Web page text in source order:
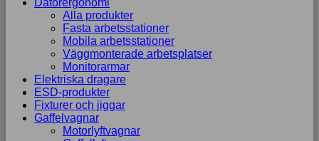
Datorergonomi
Alla produkter
Fasta arbetsstationer
Mobila arbetsstationer
Väggmonterade arbetsplatser
Monitorarmar
Elektriska dragare
ESD-produkter
Fixturer och jiggar
Gaffelvagnar
Motorlyftvagnar